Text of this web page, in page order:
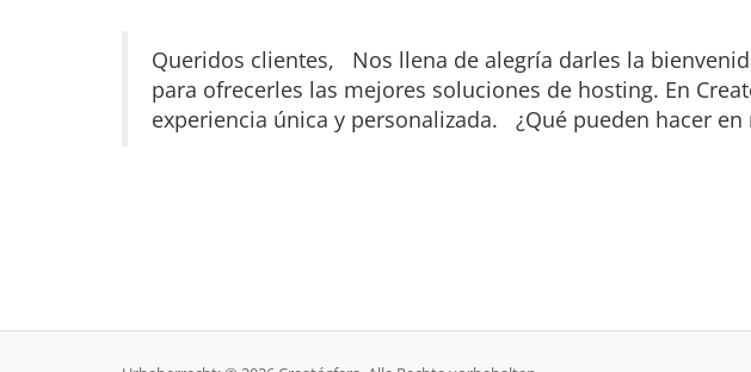
Queridos clientes, Nos llena de alegría darles la
para ofrecerles las mejores soluciones de hosting. En
experiencia única y personalizada. ¿Qué pueden hacer en